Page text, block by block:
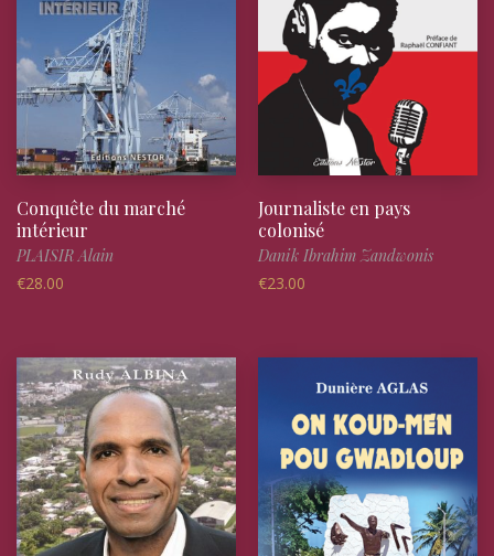
Conquête du marché
intérieur
PLAISIR Alain
€28.00
Journaliste en pays
colonisé
Danik Ibrahim Zandwonis
€23.00